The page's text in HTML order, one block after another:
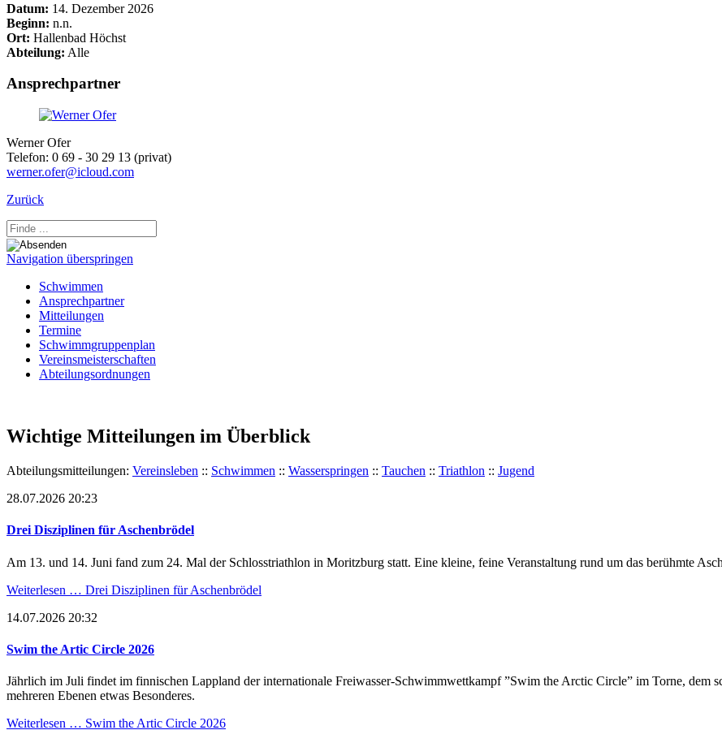
Datum: 14. Dezember 2026
Beginn: n.n.
Ort: Hallenbad Höchst
Abteilung: Alle
Ansprechpartner
Werner Ofer
Telefon: 0 69 - 30 29 13 (privat)
werner.ofer@icloud.com
Zurück
Navigation überspringen
Schwimmen
Ansprechpartner
Mitteilungen
Termine
Schwimmgruppenplan
Vereinsmeisterschaften
Abteilungsordnungen
Wichtige Mitteilungen im Überblick
Abteilungsmitteilungen: Vereinsleben :: Schwimmen :: Wasserspringen :: Tauchen :: Triathlon :: Jugend
28.07.2026 20:23
Drei Disziplinen für Aschenbrödel
Am 13. und 14. Juni fand zum 24. Mal der Schlosstriathlon in Moritzburg statt. Eine kleine, feine Veranstaltung rund um das berühmte
Weiterlesen … Drei Disziplinen für Aschenbrödel
14.07.2026 20:32
Swim the Artic Circle 2026
Jährlich im Juli findet im finnischen Lappland der internationale Freiwasser-Schwimmwettkampf ”Swim the Arctic Circle” im Torne, dem
mehreren Ebenen etwas Besonderes.
Weiterlesen … Swim the Artic Circle 2026